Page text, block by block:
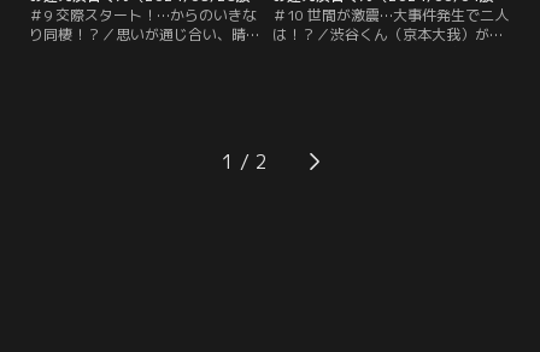
＃9 交際スタート！…からのいきな
り同棲！？／思いが通じ合い、晴れ
子）は二人のためにマンションを用
意し、半同居生活をスタートさせた
＃10 世間が激震…大事件発生で二人
は！？／渋谷くん（京本大我）が過
後、渋谷くんは響子（長谷川京子）
から京都で行われたオーディション
1